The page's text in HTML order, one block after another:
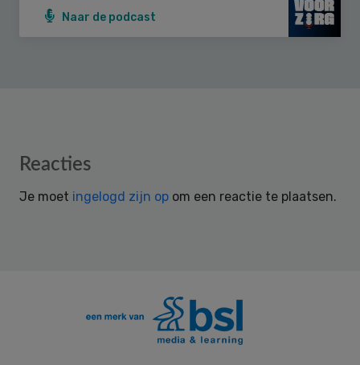
Naar de podcast
Reader
Reacties
Je moet ingelogd zijn op om een reactie te plaatsen.